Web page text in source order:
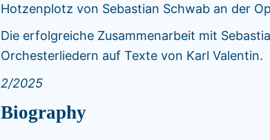
Hotzenplotz von Sebastian Schwab an der
Die erfolgreiche Zusammenarbeit mit
Orchesterliedern auf Texte von Karl Valentin.
2/2025
Biography